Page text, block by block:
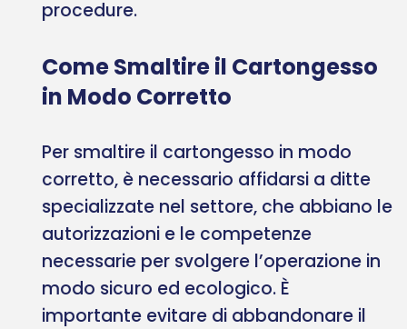
procedure.
Come Smaltire il Cartongesso
in Modo Corretto
Per smaltire il cartongesso in modo
corretto, è necessario affidarsi a ditte
specializzate nel settore, che abbiano le
autorizzazioni e le competenze
necessarie per svolgere l’operazione in
modo sicuro ed ecologico. È
importante evitare di abbandonare il